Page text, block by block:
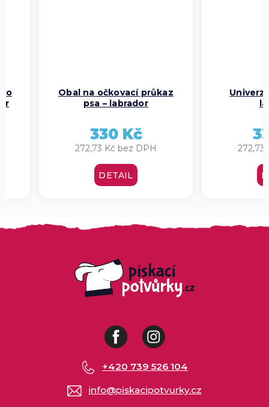
Obal na očkovací průkaz
psa – labrador
272,73 Kč bez DPH
330 Kč
DETAIL
272,73
FacebookInstagram
info@piskacipotvurky.cz
+420 739 526 104